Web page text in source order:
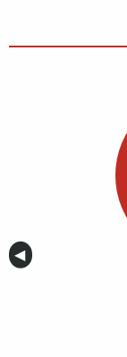
Anterior
◀︎